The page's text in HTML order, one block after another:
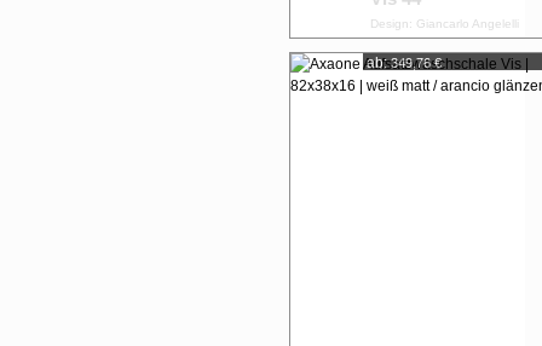
Design: Giancarlo Angelelli
ab: 349,76 €